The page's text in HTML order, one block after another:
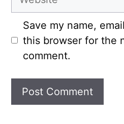
Save my name,
this browser for the
comment.